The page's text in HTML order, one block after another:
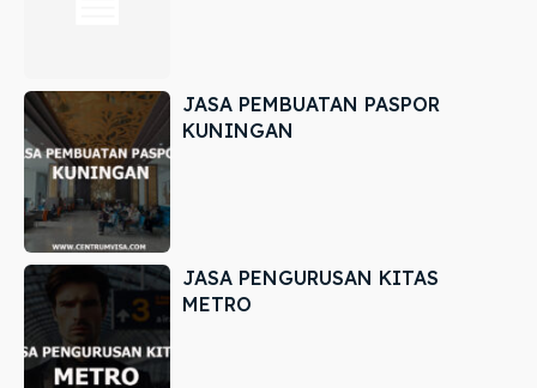
JASA PEMBUATAN PASPOR
KUNINGAN
JASA PENGURUSAN KITAS
METRO